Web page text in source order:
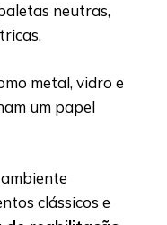
neutras,
metal, vidro e
um papel
clássicos e